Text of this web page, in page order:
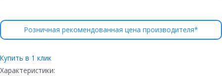
Розничная рекомендованная цена производителя*
Купить в 1 клик
Характеристики: